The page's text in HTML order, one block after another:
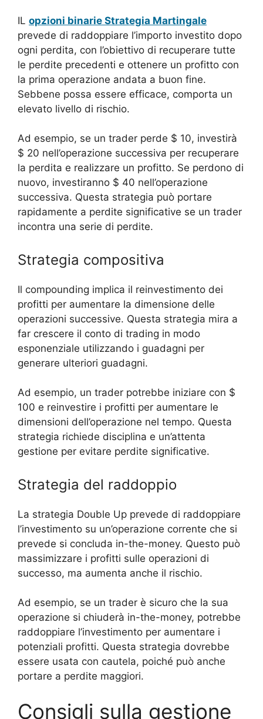
IL opzioni binarie Strategia Martingale
prevede di raddoppiare l’importo investito dopo
ogni perdita, con l’obiettivo di recuperare tutte
le perdite precedenti e ottenere un profitto con
la prima operazione andata a buon fine.
Sebbene possa essere efficace, comporta un
elevato livello di rischio.
Ad esempio, se un trader perde $ 10, investirà
$ 20 nell’operazione successiva per recuperare
la perdita e realizzare un profitto. Se perdono di
nuovo, investiranno $ 40 nell’operazione
successiva. Questa strategia può portare
rapidamente a perdite significative se un trader
incontra una serie di perdite.
Strategia compositiva
Il compounding implica il reinvestimento dei
profitti per aumentare la dimensione delle
operazioni successive. Questa strategia mira a
far crescere il conto di trading in modo
esponenziale utilizzando i guadagni per
generare ulteriori guadagni.
Ad esempio, un trader potrebbe iniziare con $
100 e reinvestire i profitti per aumentare le
dimensioni dell’operazione nel tempo. Questa
strategia richiede disciplina e un’attenta
gestione per evitare perdite significative.
Strategia del raddoppio
La strategia Double Up prevede di raddoppiare
l’investimento su un’operazione corrente che si
prevede si concluda in-the-money. Questo può
massimizzare i profitti sulle operazioni di
successo, ma aumenta anche il rischio.
Ad esempio, se un trader è sicuro che la sua
operazione si chiuderà in-the-money, potrebbe
raddoppiare l’investimento per aumentare i
potenziali profitti. Questa strategia dovrebbe
essere usata con cautela, poiché può anche
portare a perdite maggiori.
Consigli sulla gestione